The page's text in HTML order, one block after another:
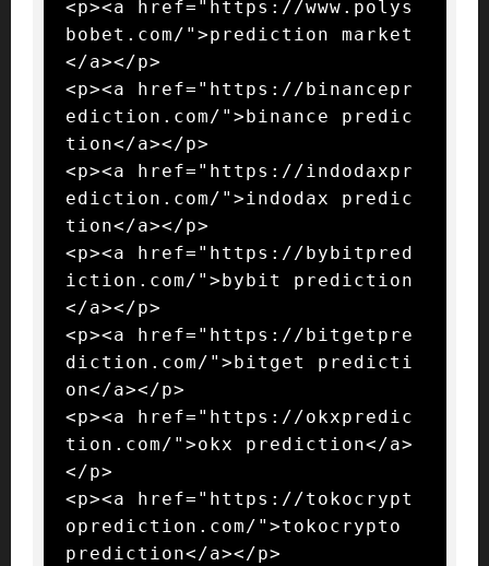
<p><a href="https://www.polys
bobet.com/">prediction market
</a></p>
<p><a href="https://binancepr
ediction.com/">binance predic
tion</a></p>
<p><a href="https://indodaxpr
ediction.com/">indodax predic
tion</a></p>
<p><a href="https://bybitpred
iction.com/">bybit prediction
</a></p>
<p><a href="https://bitgetpre
diction.com/">bitget predicti
on</a></p>
<p><a href="https://okxpredic
tion.com/">okx prediction</a>
</p>
<p><a href="https://tokocrypt
oprediction.com/">tokocrypto
prediction</a></p>